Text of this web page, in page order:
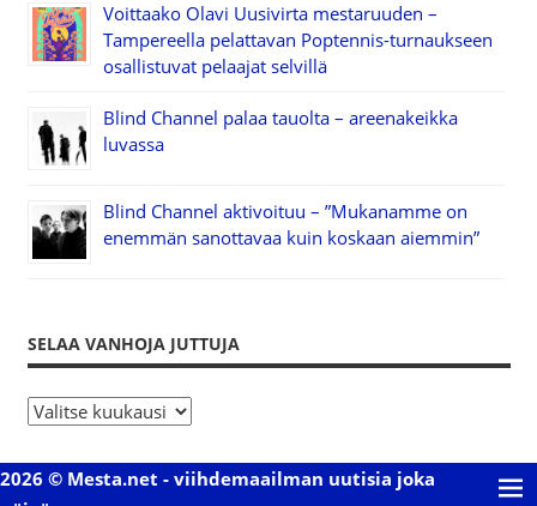
Voittaako Olavi Uusivirta mestaruuden –
Tampereella pelattavan Poptennis-turnaukseen
osallistuvat pelaajat selvillä
Blind Channel palaa tauolta – areenakeikka
luvassa
Blind Channel aktivoituu – ”Mukanamme on
enemmän sanottavaa kuin koskaan aiemmin”
SELAA VANHOJA JUTTUJA
S
l
2026 © Mesta.net - viihdemaailman uutisia joka